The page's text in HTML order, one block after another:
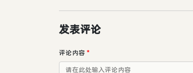
发表评论
评论内容 *